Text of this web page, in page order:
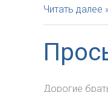
Просьба
о
умер
отец
Читать далее
Дорогие